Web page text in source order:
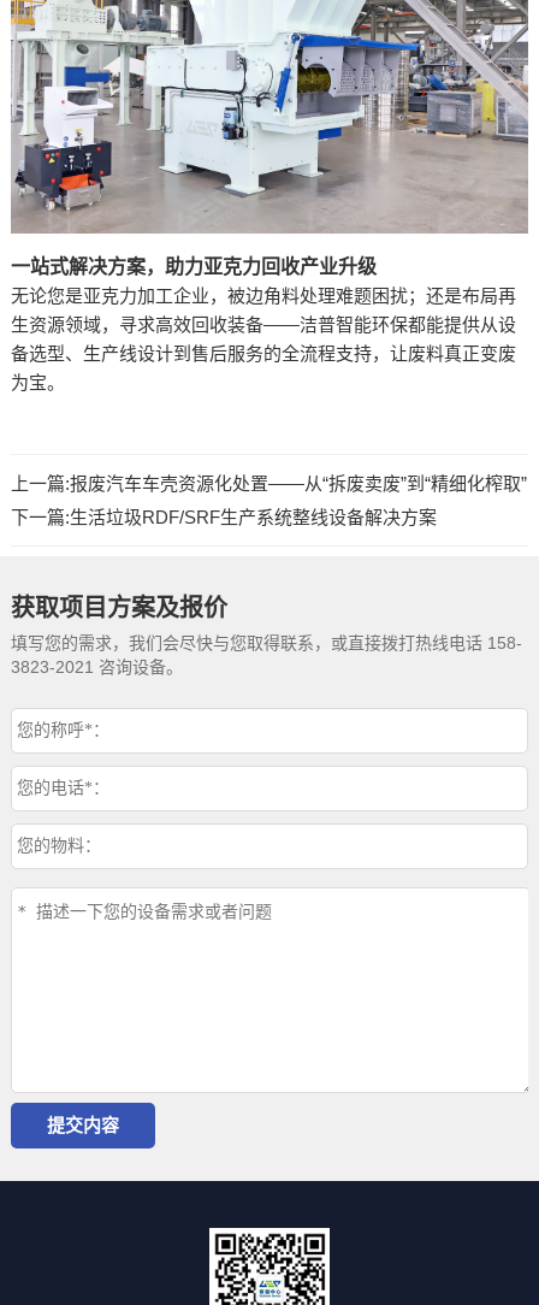
一站式解决方案，助力亚克力回收产业升级
无论您是亚克力加工企业，被边角料处理难题困扰；还是布局再
生资源领域，寻求高效回收装备——洁普智能环保都能提供从设
备选型、生产线设计到售后服务的全流程支持，让废料真正变废
为宝。
上一篇:报废汽车车壳资源化处置——从“拆废卖废”到“精细化榨取”
下一篇:生活垃圾RDF/SRF生产系统整线设备解决方案
获取项目方案及报价
填写您的需求，我们会尽快与您取得联系，或直接拨打热线电话 158-
3823-2021 咨询设备。